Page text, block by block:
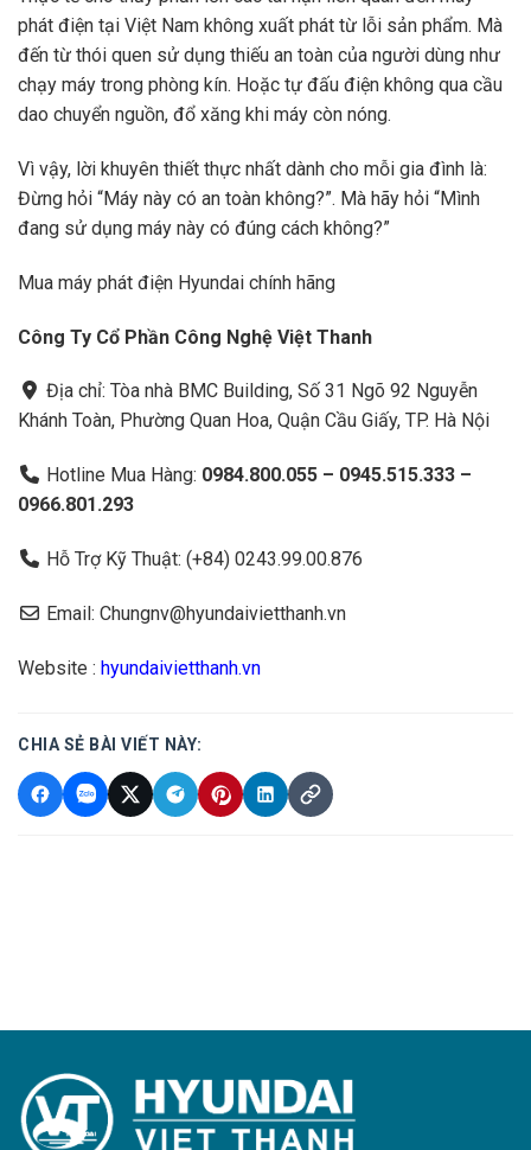
phát điện tại Việt Nam không xuất phát từ lỗi sản phẩm. Mà
đến từ thói quen sử dụng thiếu an toàn của người dùng như
chạy máy trong phòng kín. Hoặc tự đấu điện không qua cầu
dao chuyển nguồn, đổ xăng khi máy còn nóng.
Vì vậy, lời khuyên thiết thực nhất dành cho mỗi gia đình là:
Đừng hỏi “Máy này có an toàn không?”. Mà hãy hỏi “Mình
đang sử dụng máy này có đúng cách không?”
Mua máy phát điện Hyundai chính hãng
Công Ty Cổ Phần Công Nghệ Việt Thanh
Địa chỉ: Tòa nhà BMC Building, Số 31 Ngõ 92 Nguyễn
Khánh Toàn, Phường Quan Hoa, Quận Cầu Giấy, TP. Hà Nội
Hotline Mua Hàng: 0984.800.055 – 0945.515.333 –
0966.801.293
Hỗ Trợ Kỹ Thuật: (+84) 0243.99.00.876
Email: Chungnv@hyundaivietthanh.vn
Website : hyundaivietthanh.vn
CHIA SẺ BÀI VIẾT NÀY: